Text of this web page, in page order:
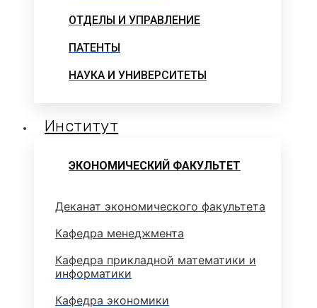
ОТДЕЛЫ И УПРАВЛЕНИЕ
ПАТЕНТЫ
НАУКА И УНИВЕРСИТЕТЫ
Институт
ЭКОНОМИЧЕСКИЙ ФАКУЛЬТЕТ
Деканат экономического факультета
Кафедра менеджмента
Кафедра прикладной математики и
информатики
Кафедра экономики